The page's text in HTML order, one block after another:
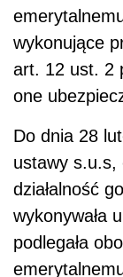
wykonujące
art. 12 ust. 2
one
Do dnia 28
ustawy s.u.s,
działalność
wykonywała
podlegała